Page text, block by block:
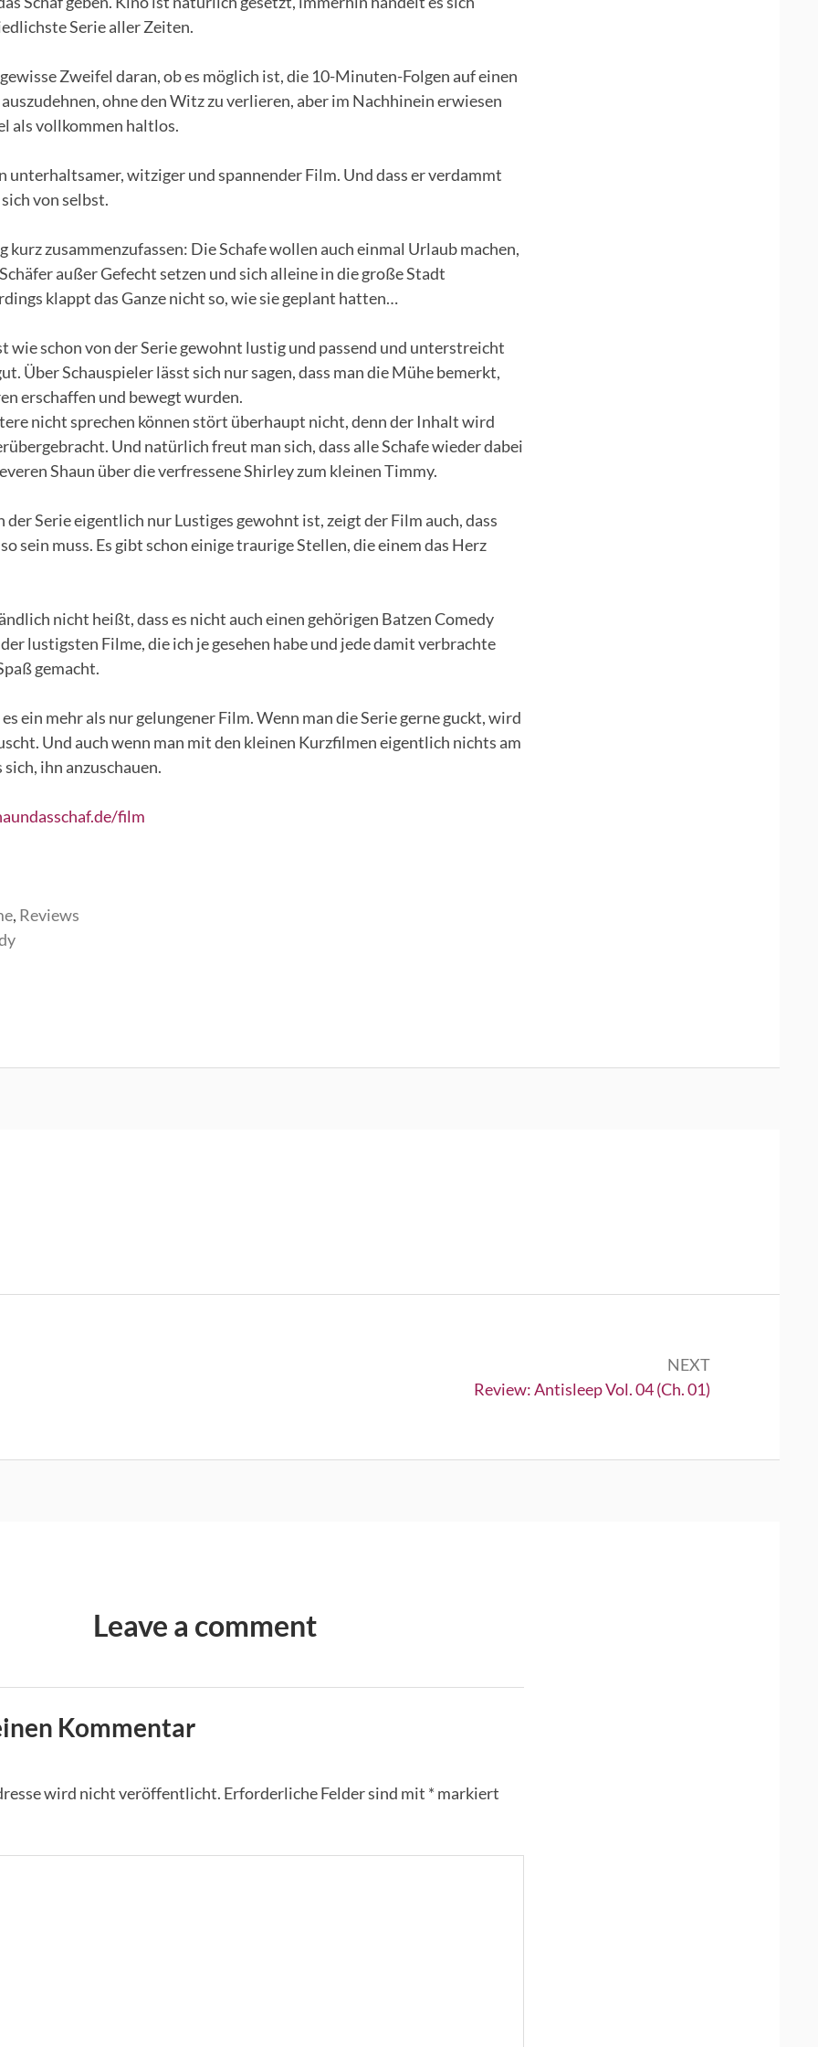
Serie aller Zeiten.
Zweifel daran, ob es möglich ist, die 10-Minuten-Folgen auf einen
ohne den Witz zu verlieren, aber im Nachhinein erwiesen
als vollkommen haltlos.
unterhaltsamer, witziger und spannender Film. Und dass er verdammt
von selbst.
kurz zusammenzufassen: Die Schafe wollen auch einmal Urlaub machen,
außer Gefecht setzen und sich alleine in die große Stadt
klappt das Ganze nicht so, wie sie geplant hatten…
wie schon von der Serie gewohnt lustig und passend und unterstreicht
Über Schauspieler lässt sich nur sagen, dass man die Mühe bemerkt,
erschaffen und bewegt wurden.
nicht sprechen können stört überhaupt nicht, denn der Inhalt wird
Und natürlich freut man sich, dass alle Schafe wieder dabei
Shaun über die verfressene Shirley zum kleinen Timmy.
der Serie eigentlich nur Lustiges gewohnt ist, zeigt der Film auch, dass
sein muss. Es gibt schon einige traurige Stellen, die einem das Herz
nicht heißt, dass es nicht auch einen gehörigen Batzen Comedy
lustigsten Filme, die ich je gesehen habe und jede damit verbrachte
gemacht.
ein mehr als nur gelungener Film. Wenn man die Serie gerne guckt, wird
Und auch wenn man mit den kleinen Kurzfilmen eigentlich nichts am
ihn anzuschauen.
film
, Reviews
NEXT
Next:
Review: Antisleep Vol. 04 (Ch. 01)
Leave a comment
Kommentar
wird nicht veröffentlicht. Erforderliche Felder sind mit * markiert